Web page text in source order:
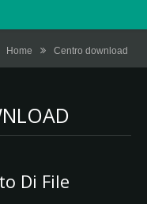
Home Centro download
Di File